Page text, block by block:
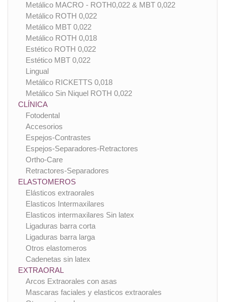
Metálico MACRO - ROTH0,022 & MBT 0,022
Metálico ROTH 0,022
Metálico MBT 0,022
Metálico ROTH 0,018
Estético ROTH 0,022
Estético MBT 0,022
Lingual
Metálico RICKETTS 0,018
Metálico Sin Niquel ROTH 0,022
CLÍNICA
Fotodental
Accesorios
Espejos-Contrastes
Espejos-Separadores-Retractores
Ortho-Care
Retractores-Separadores
ELASTOMEROS
Elásticos extraorales
Elasticos Intermaxilares
Elasticos intermaxilares Sin latex
Ligaduras barra corta
Ligaduras barra larga
Otros elastomeros
Cadenetas sin latex
EXTRAORAL
Arcos Extraorales con asas
Mascaras faciales y elasticos extraorales